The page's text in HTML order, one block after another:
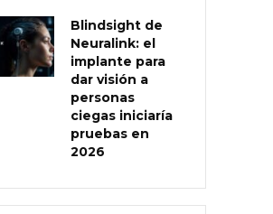
Blindsight de
Neuralink: el
implante para
dar visión a
personas
ciegas iniciaría
pruebas en
2026